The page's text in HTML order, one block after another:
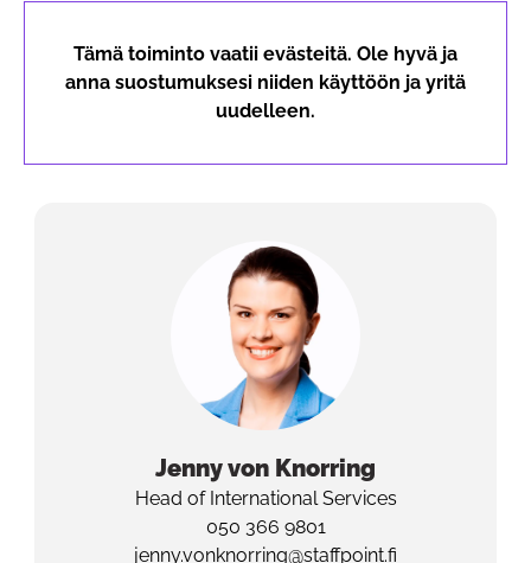
Tämä toiminto vaatii evästeitä. Ole hyvä ja
anna suostumuksesi niiden käyttöön ja yritä
uudelleen.
Jennyvon Knorring
Head of International Services
050 366 9801
jenny.vonknorring@staffpoint.fi